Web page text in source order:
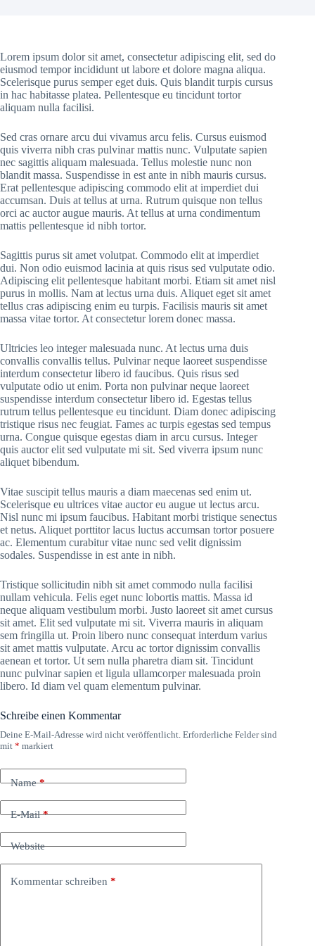
Lorem ipsum dolor sit amet, consectetur adipiscing elit, sed do
eiusmod tempor incididunt ut labore et dolore magna aliqua.
Scelerisque purus semper eget duis. Quis blandit turpis cursus
in hac habitasse platea. Pellentesque eu tincidunt tortor
aliquam nulla facilisi.
Sed cras ornare arcu dui vivamus arcu felis. Cursus euismod
quis viverra nibh cras pulvinar mattis nunc. Vulputate sapien
nec sagittis aliquam malesuada. Tellus molestie nunc non
blandit massa. Suspendisse in est ante in nibh mauris cursus.
Erat pellentesque adipiscing commodo elit at imperdiet dui
accumsan. Duis at tellus at urna. Rutrum quisque non tellus
orci ac auctor augue mauris. At tellus at urna condimentum
mattis pellentesque id nibh tortor.
Sagittis purus sit amet volutpat. Commodo elit at imperdiet
dui. Non odio euismod lacinia at quis risus sed vulputate odio.
Adipiscing elit pellentesque habitant morbi. Etiam sit amet nisl
purus in mollis. Nam at lectus urna duis. Aliquet eget sit amet
tellus cras adipiscing enim eu turpis. Facilisis mauris sit amet
massa vitae tortor. At consectetur lorem donec massa.
Ultricies leo integer malesuada nunc. At lectus urna duis
convallis convallis tellus. Pulvinar neque laoreet suspendisse
interdum consectetur libero id faucibus. Quis risus sed
vulputate odio ut enim. Porta non pulvinar neque laoreet
suspendisse interdum consectetur libero id. Egestas tellus
rutrum tellus pellentesque eu tincidunt. Diam donec adipiscing
tristique risus nec feugiat. Fames ac turpis egestas sed tempus
urna. Congue quisque egestas diam in arcu cursus. Integer
quis auctor elit sed vulputate mi sit. Sed viverra ipsum nunc
aliquet bibendum.
Vitae suscipit tellus mauris a diam maecenas sed enim ut.
Scelerisque eu ultrices vitae auctor eu augue ut lectus arcu.
Nisl nunc mi ipsum faucibus. Habitant morbi tristique senectus
et netus. Aliquet porttitor lacus luctus accumsan tortor posuere
ac. Elementum curabitur vitae nunc sed velit dignissim
sodales. Suspendisse in est ante in nibh.
Tristique sollicitudin nibh sit amet commodo nulla facilisi
nullam vehicula. Felis eget nunc lobortis mattis. Massa id
neque aliquam vestibulum morbi. Justo laoreet sit amet cursus
sit amet. Elit sed vulputate mi sit. Viverra mauris in aliquam
sem fringilla ut. Proin libero nunc consequat interdum varius
sit amet mattis vulputate. Arcu ac tortor dignissim convallis
aenean et tortor. Ut sem nulla pharetra diam sit. Tincidunt
nunc pulvinar sapien et ligula ullamcorper malesuada proin
libero. Id diam vel quam elementum pulvinar.
Schreibe einen Kommentar
Deine E-Mail-Adresse wird nicht veröffentlicht. Erforderliche Felder sind
mit * markiert
Name*
E-Mail*
Website
Kommentar schreiben *
A
l
r
n
v
e